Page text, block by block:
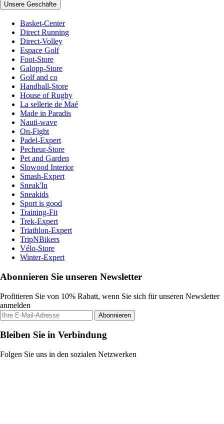
Unsere Geschäfte
Basket-Center
Direct Running
Direct-Volley
Espace Golf
Foot-Store
Galopp-Store
Golf and co
Handball-Store
House of Rugby
La sellerie de Maé
Made in Paradis
Nauti-wave
On-Fight
Padel-Expert
Pecheur-Store
Pet and Garden
Slowood Interior
Smash-Expert
Sneak'In
Sneakids
Sport is good
Training-Fit
Trek-Expert
Triathlon-Expert
TripNBikers
Vélo-Store
Winter-Expert
Abonnieren Sie unseren Newsletter
Profitieren Sie von 10% Rabatt, wenn Sie sich für unseren Newsletter
anmelden
Abonnieren
Bleiben Sie in Verbindung
Folgen Sie uns in den sozialen Netzwerken